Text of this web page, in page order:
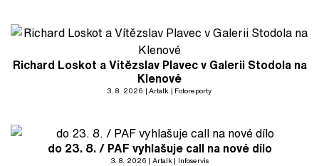
Richard Loskot a Vítězslav Plavec v Galerii Stodola na
Klenové
3. 8. 2026 Artalk Fotoreporty
do 23. 8. / PAF vyhlašuje call na nové dílo
3. 8. 2026 Artalk Infoservis